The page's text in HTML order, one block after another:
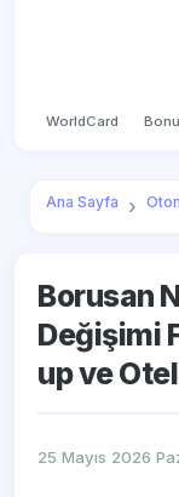
WorldCard
Ana Sayfa
Borusan
Değişimi
up ve
25 Mayıs 2026